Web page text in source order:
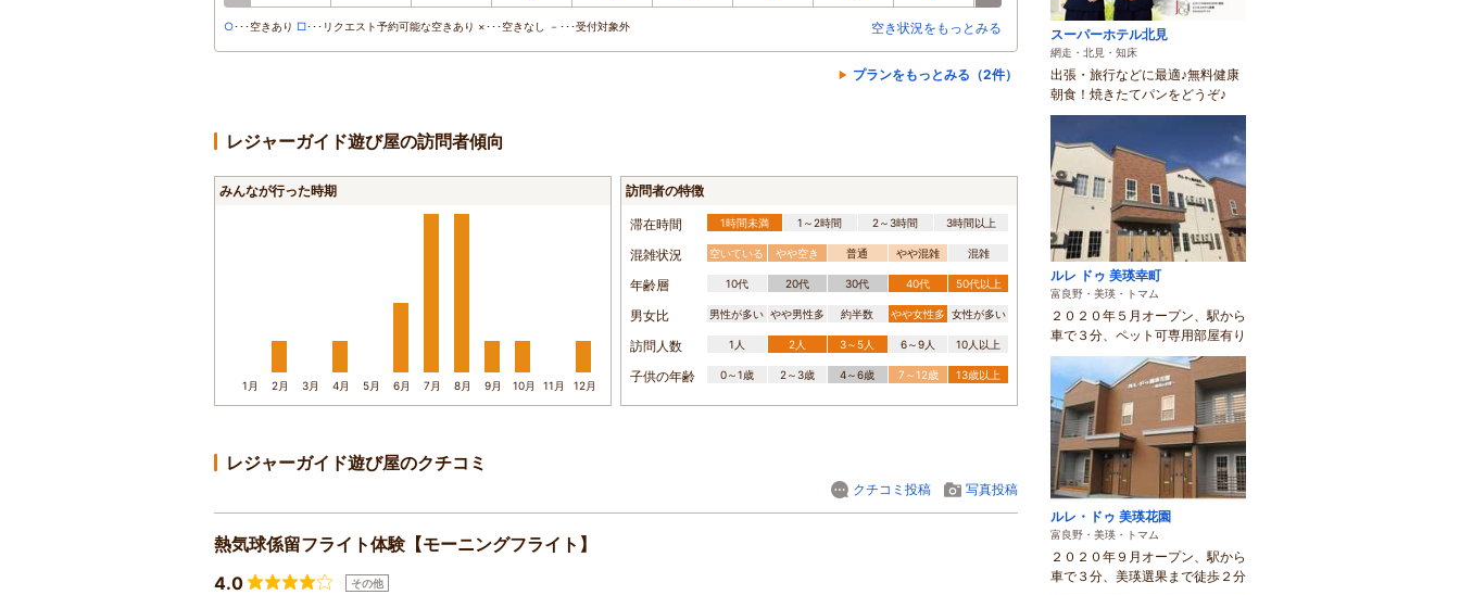
○･･･空きあり □･･･リクエスト予約可能な空きあり ×･･･空きなし －･･･受付対象外 空き状況をもっとみる
プランをもっとみる（2件）
レジャーガイド遊び屋の訪問者傾向
みんなが行った時期
1月 2月 3月 4月 5月 6月 7月 8月 9月 10月 11月 12月
訪問者の特徴
滞在時間 1時間未満 1～2時間 2～3時間 3時間以上
混雑状況 空いている やや空き 普通 やや混雑 混雑
年齢層 10代 20代 30代 40代 50代以上
男女比 男性が多い やや男性多 約半数 やや女性多 女性が多い
訪問人数 1人 2人 3～5人 6～9人 10人以上
子供の年齢 0～1歳 2～3歳 4～6歳 7～12歳 13歳以上
レジャーガイド遊び屋のクチコミ
クチコミ投稿 写真投稿
熱気球係留フライト体験【モーニングフライト】
4.0
その他
スーパーホテル北見
網走・北見・知床
出張・旅行などに最適♪無料健康
朝食！焼きたてパンをどうぞ♪
ルレ ドゥ 美瑛幸町
富良野・美瑛・トマム
２０２０年５月オープン、駅から
車で３分、ペット可専用部屋有り
ルレ・ドゥ 美瑛花園
富良野・美瑛・トマム
２０２０年９月オープン、駅から
車で３分、美瑛選果まで徒歩２分